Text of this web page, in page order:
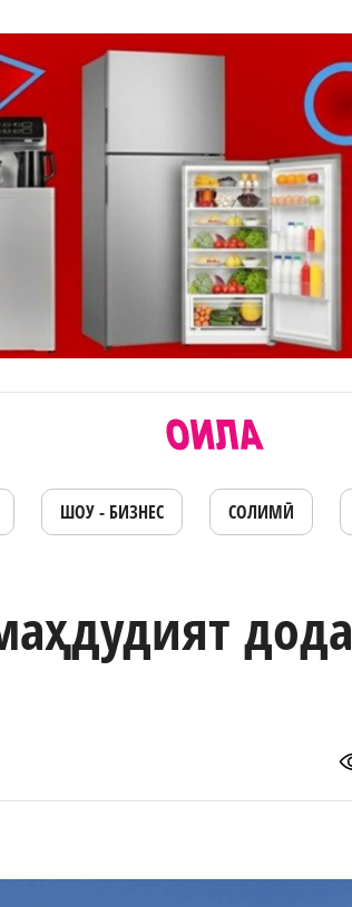
ШОУ - БИЗНЕС СОЛИМӢ
дода